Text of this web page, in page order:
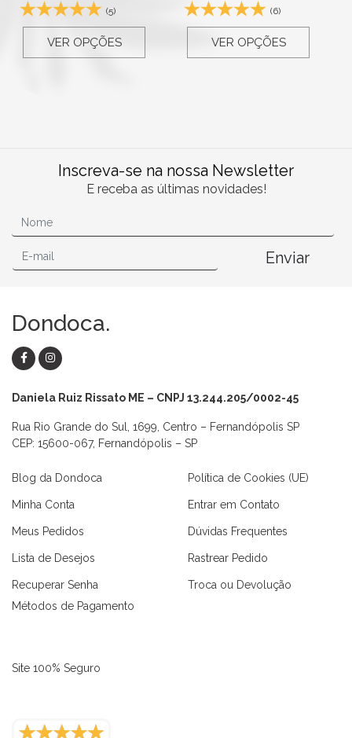
(5)
VER OPÇÕES
(6)
VER OPÇÕES
Inscreva-se na nossa Newsletter
E receba as últimas novidades!
Enviar
Dondoca.
Daniela Ruiz Rissato ME – CNPJ 13.244.205/0002-45
Rua Rio Grande do Sul, 1699, Centro – Fernandópolis SP
CEP: 15600-067, Fernandópolis – SP
Blog da Dondoca
Minha Conta
Meus Pedidos
Lista de Desejos
Recuperar Senha
Política de Cookies (UE)
Entrar em Contato
Dúvidas Frequentes
Rastrear Pedido
Troca ou Devolução
Métodos de Pagamento
Site 100% Seguro